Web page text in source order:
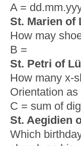
A =
St. Marien of
How may
B =
St. Petri of
How many x-
Orientation
C = sum of
St. Aegidien
Which